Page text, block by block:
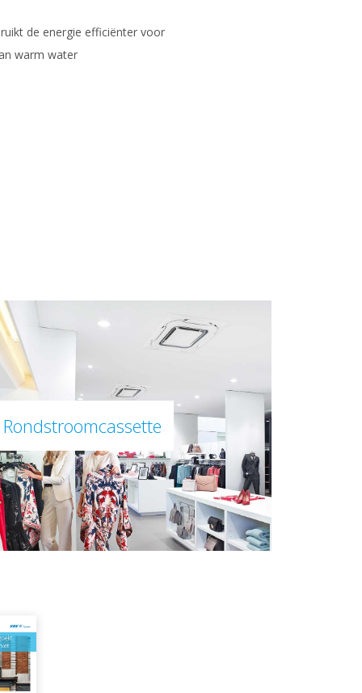
de energie efficiënter voor
warm water
Rondstroomcassette